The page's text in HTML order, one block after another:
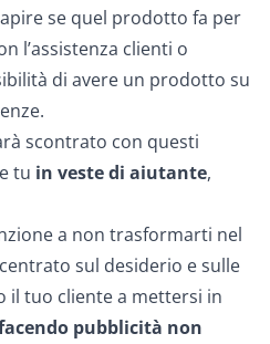
se quel prodotto fa per
l’assistenza clienti o
di avere un prodotto su
scontrato con questi
tu in veste di aiutante,
a non trasformarti nel
sul desiderio e sulle
il tuo cliente a mettersi in
pubblicità non